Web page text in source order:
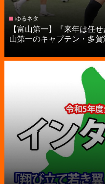
ゆるネタ
【富山第一】『来年は任
山第一のキャプテン・多賀